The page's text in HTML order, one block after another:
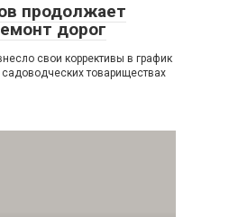
продолжает
дорог
свои коррективы в график
товариществах